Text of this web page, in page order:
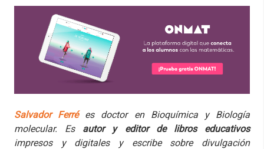
Salvador Ferrées doctor en Bioquímica y Biología
molecular. Es autor y editor de libros educativos
impresos y digitales y escribe sobre divulgación